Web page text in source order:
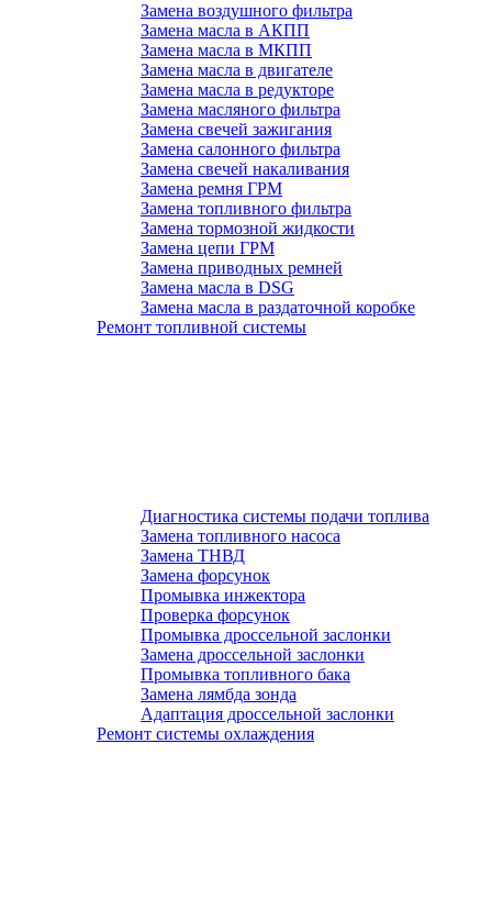
Замена воздушного фильтра
Замена масла в АКПП
Замена масла в МКПП
Замена масла в двигателе
Замена масла в редукторе
Замена масляного фильтра
Замена свечей зажигания
Замена салонного фильтра
Замена свечей накаливания
Замена ремня ГРМ
Замена топливного фильтра
Замена тормозной жидкости
Замена цепи ГРМ
Замена приводных ремней
Замена масла в DSG
Замена масла в раздаточной коробке
Ремонт топливной системы
Диагностика системы подачи топлива
Замена топливного насоса
Замена ТНВД
Замена форсунок
Промывка инжектора
Проверка форсунок
Промывка дроссельной заслонки
Замена дроссельной заслонки
Промывка топливного бака
Замена лямбда зонда
Адаптация дроссельной заслонки
Ремонт системы охлаждения